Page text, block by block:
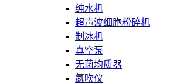
纯水机
超声波细胞粉碎机
制冰机
真空泵
无菌均质器
氮吹仪